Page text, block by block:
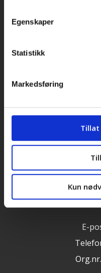
Egenskaper
Statistikk
Markedsføring
Tillat
Kun
N-
E-
Bilder og logoer
Cookieerklæring